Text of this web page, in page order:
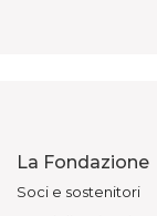
La Fondazione
Soci e sostenitori